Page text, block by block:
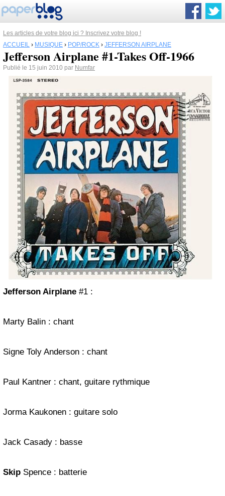
Les articles de votre blog ici ? Inscrivez votre blog !
ACCUEIL › MUSIQUE › POP/ROCK › JEFFERSON AIRPLANE
Jefferson Airplane #1-Takes Off-1966
Publié le 15 juin 2010 par Numfar
Jefferson Airplane #1 :
Marty Balin : chant
Signe Toly Anderson : chant
Paul Kantner : chant, guitare rythmique
Jorma Kaukonen : guitare solo
Jack Casady : basse
Skip Spence : batterie